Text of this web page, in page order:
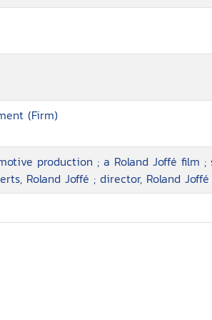
(Firm)
production ; a Roland Joffé film ;
Roland Joffé ; director, Roland Joffé